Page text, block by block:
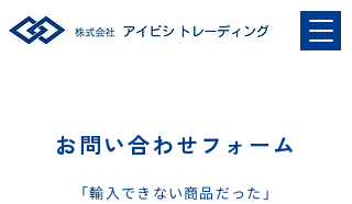
お問い合わせフォーム
「輸入できない商品だった」